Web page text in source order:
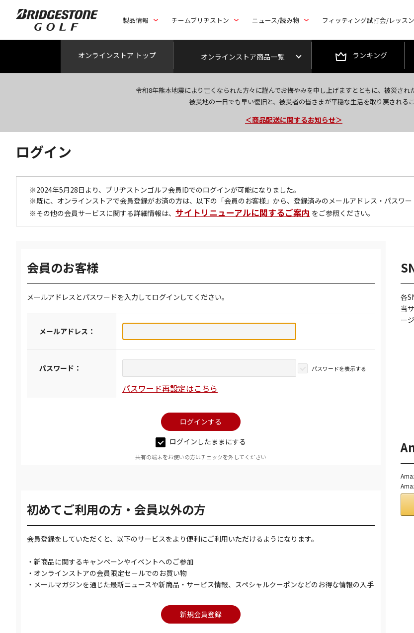
製品情報 チームブリヂストン ニュース/読み物 フィッティング試打会/レッスン
オンラインストア トップ オンラインストア商品一覧 ランキング
令和8年熊本地震により亡くなられた方々に謹んでお悔やみを申し上げますとともに、被災され
被災地の一日でも早い復旧と、被災者の皆さまが平穏な生活を取り戻される
今なら新規会員登録で1,000円OFFクーポンプレゼン
＜商品配送に関するお知らせ＞
＜夏季休暇中のご注文・発送・お問い合わせ＞
ログイン
※2024年5月28日より、ブリヂストンゴルフ会員IDでのログインが可能になりました。
※既に、オンラインストアで会員登録がお済の方は、以下の「会員のお客様」から、登録済みのメールアドレス・パスワー
※その他の会員サービスに関する詳細情報は、 サイトリニューアルに関するご案内 をご参照ください。
会員のお客様
メールアドレスとパスワードを入力してログインしてください。
メールアドレス：
パスワード： パスワードを表示する
パスワード再設定はこちら
ログインしたままにする
共有の端末をお使いの方はチェックを外してください
初めてご利用の方・会員以外の方
会員登録をしていただくと、以下のサービスをより便利にご利用いただけるようになります。
・新商品に関するキャンペーンやイベントへのご参加
・オンラインストアの会員限定セールでのお買い物
・メールマガジンを通じた最新ニュースや新商品・サービス情報、スペシャルクーポンなどのお得な情報の入手
各
当
ー